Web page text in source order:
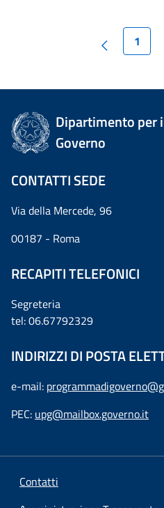
1
Dipartimento per
Governo
CONTATTI SEDE
Via della Mercede, 96
00187 - Roma
RECAPITI TELEFONICI
Segreteria
tel: 06.67792329
INDIRIZZI DI POSTA
e-mail:
PEC: upg@mailbox.governo.it
Contatti